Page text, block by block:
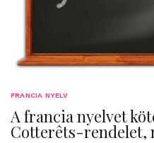
FRANCIA NYELV
A francia nyelvet
Cotterêts-rendelet,